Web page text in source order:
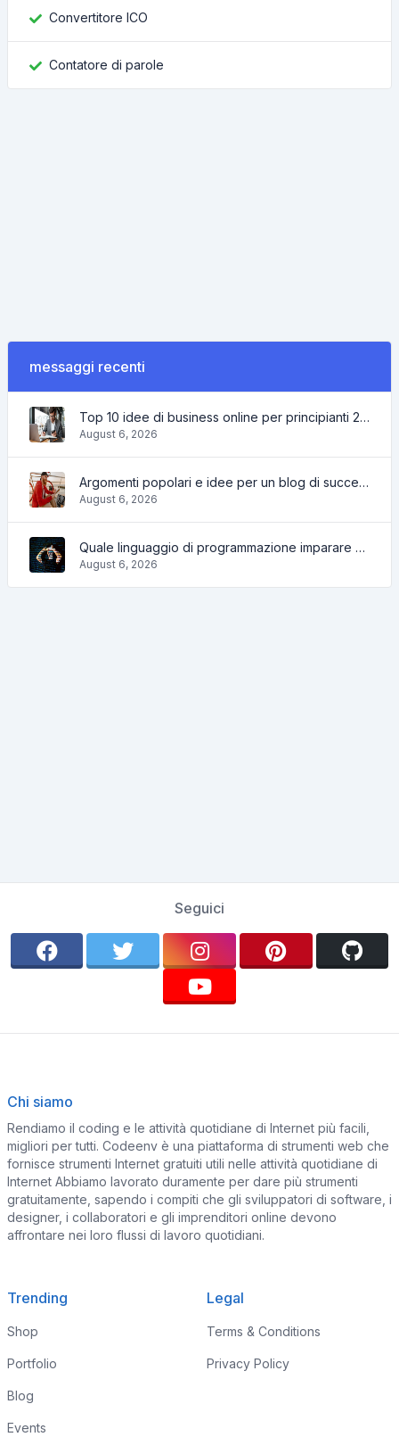
Convertitore ICO
Contatore di parole
messaggi recenti
Top 10 idee di business online per principianti 2022 e strumenti per aiutarti a lavorare facilmente
August 6, 2026
Argomenti popolari e idee per un blog di successo nel 2022, così come gli strumenti che saranno utili al blogger
August 6, 2026
Quale linguaggio di programmazione imparare nel 2022 e quali strumenti aiuteranno i programmatori nei compiti quotidiani
August 6, 2026
Seguici
Chi siamo
Rendiamo il coding e le attività quotidiane di Internet più facili,
migliori per tutti. Codeenv è una piattaforma di strumenti web che
fornisce strumenti Internet gratuiti utili nelle attività quotidiane di
Internet Abbiamo lavorato duramente per dare più strumenti
gratuitamente, sapendo i compiti che gli sviluppatori di software, i
designer, i collaboratori e gli imprenditori online devono
affrontare nei loro flussi di lavoro quotidiani.
Trending
Shop
Portfolio
Blog
Events
Legal
Terms & Conditions
Privacy Policy